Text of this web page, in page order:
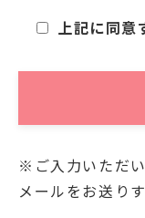
お客様ご本人
「個人情報」)
ないことを次
お客様よりご
は、当社にお
上記に同意
※ご入力いただ
メールをお送り